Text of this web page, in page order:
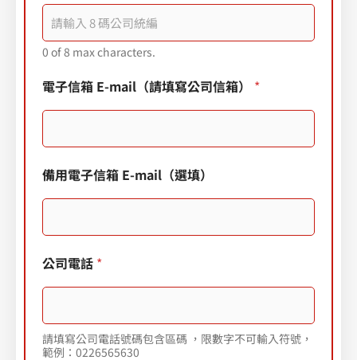
統
編
（
選
）
*
0 of 8 max characters.
電子信箱 E-mail（請填寫公司信箱） *
備用電子信箱 E-mail（選填）
公司電話 *
請填寫公司電話號碼包含區碼 ，限數字不可輸入符號，
範例：0226565630